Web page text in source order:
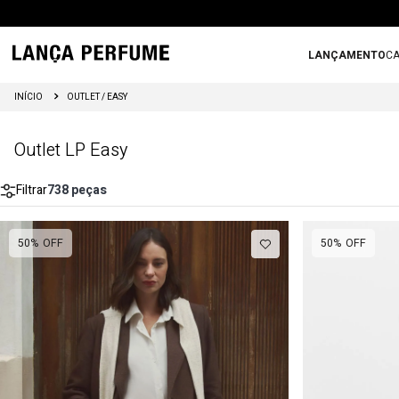
LANÇAMENTO
OUTLET / EASY
Outlet LP Easy
Filtrar738peças
50% OFF 50% OFF